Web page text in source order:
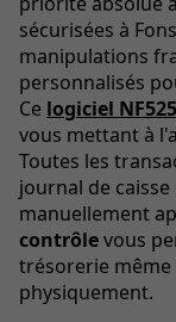
sécurisées à
manipulations
personnalisés
Ce logiciel NF525
vous mettant à
Toutes les
journal de
manuellement
contrôlevous
trésorerie même
physiquement.